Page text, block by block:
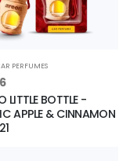
PERFUMES
LITTLE BOTTLE -
APPLE & CINNAMON